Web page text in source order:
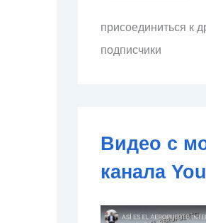
е
т
й
о
ы
присоединиться к
подписчики
Видео с
канала